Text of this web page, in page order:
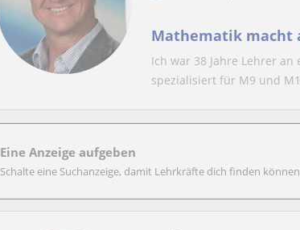
Mathematik macht
Ich war 38 Jahre Lehrer
spezialisiert für M9 und
Eine Anzeige aufgeben
Schalte eine Suchanzeige, damit Lehrkräfte dich finden können